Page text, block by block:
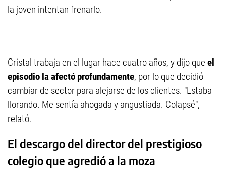
la joven intentan frenarlo.
Cristal trabaja en el lugar hace cuatro años, y dijo que el
episodio la afectó profundamente, por lo que decidió
cambiar de sector para alejarse de los clientes. "Estaba
llorando. Me sentía ahogada y angustiada. Colapsé",
relató.
El descargo del director del prestigioso
colegio que agredió a la moza